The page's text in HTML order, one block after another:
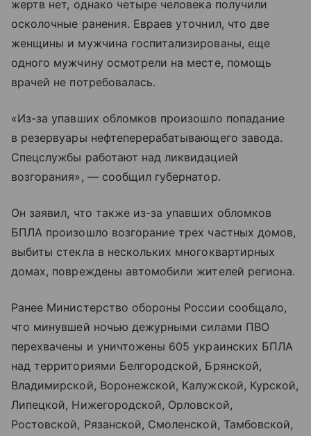
жертв нет, однако четыре человека получили
осколочные ранения. Евраев уточнил, что две
женщины и мужчина госпитализированы, еще
одного мужчину осмотрели на месте, помощь
врачей не потребовалась.
«Из-за упавших обломков произошло попадание
в резервуары нефтеперерабатывающего завода.
Спецслужбы работают над ликвидацией
возгорания», — сообщил губернатор.
Он заявил, что также из-за упавших обломков
БПЛА произошло возгорание трех частных домов,
выбиты стекла в нескольких многоквартирных
домах, повреждены автомобили жителей региона.
Ранее Министерство обороны России сообщало,
что минувшей ночью дежурными силами ПВО
перехвачены и уничтожены 605 украинских БПЛА
над территориями Белгородской, Брянской,
Владимирской, Воронежской, Калужской, Курской,
Липецкой, Нижегородской, Орловской,
Ростовской, Рязанской, Смоленской, Тамбовской,